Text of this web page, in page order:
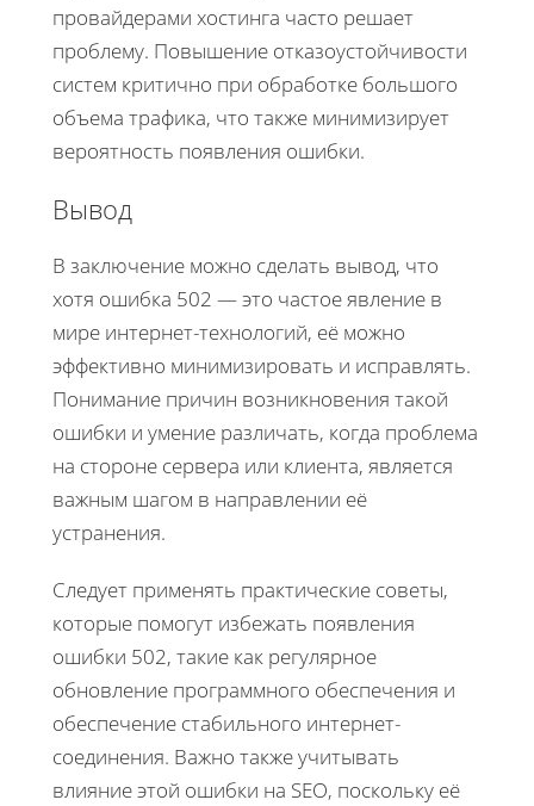
провайдерами хостинга часто решает
проблему. Повышение отказоустойчивости
систем критично при обработке большого
объема трафика, что также минимизирует
вероятность появления ошибки.
Вывод
В заключение можно сделать вывод, что
хотя ошибка 502 — это частое явление в
мире интернет-технологий, её можно
эффективно минимизировать и исправлять.
Понимание причин возникновения такой
ошибки и умение различать, когда проблема
на стороне сервера или клиента, является
важным шагом в направлении её
устранения.
Следует применять практические советы,
которые помогут избежать появления
ошибки 502, такие как регулярное
обновление программного обеспечения и
обеспечение стабильного интернет-
соединения. Важно также учитывать
влияние этой ошибки на SEO, поскольку её